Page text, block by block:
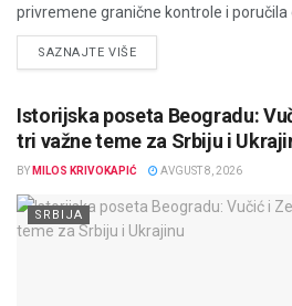
privremene granične kontrole i poručila
SAZNAJTE VIŠEDETAILS
Istorijska poseta Beogradu:
tri važne teme za Srbiju i
BY MILOS KRIVOKAPIĆ AVGUST 8, 2026
SRBIJA